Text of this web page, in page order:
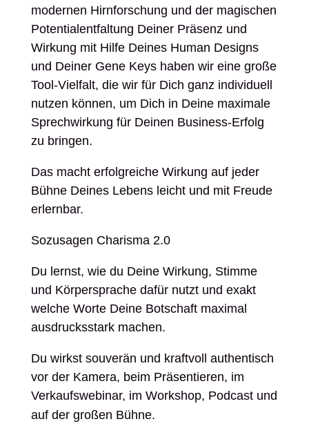
modernen Hirnforschung und der magischen
Potentialentfaltung Deiner Präsenz und
Wirkung mit Hilfe Deines Human Designs
und Deiner Gene Keys haben wir eine große
Tool-Vielfalt, die wir für Dich ganz individuell
nutzen können, um Dich in Deine maximale
Sprechwirkung für Deinen Business-Erfolg
zu bringen.
Das macht erfolgreiche Wirkung auf jeder
Bühne Deines Lebens leicht und mit Freude
erlernbar.
Sozusagen Charisma 2.0
Du lernst, wie du Deine Wirkung, Stimme
und Körpersprache dafür nutzt und exakt
welche Worte Deine Botschaft maximal
ausdrucksstark machen.
Du wirkst souverän und kraftvoll authentisch
vor der Kamera, beim Präsentieren, im
Verkaufswebinar, im Workshop, Podcast und
auf der großen Bühne.